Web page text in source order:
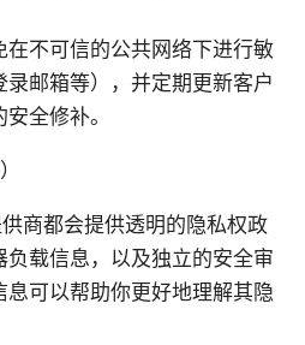
在不可信的公共网络下进行敏
邮箱等），并定期更新客户
全修补。
商都会提供透明的隐私权政
载信息，以及独立的安全审
可以帮助你更好地理解其隐